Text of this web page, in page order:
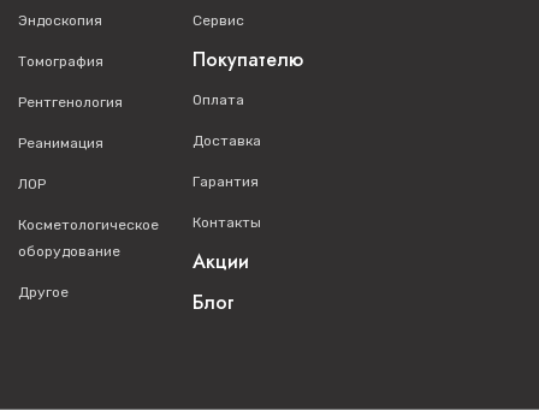
Эндоскопия
Томография
Рентгенология
Реанимация
ЛОР
Косметологическое
оборудование
Другое
Сервис
Покупателю
Оплата
Доставка
Гарантия
Контакты
Акции
Блог